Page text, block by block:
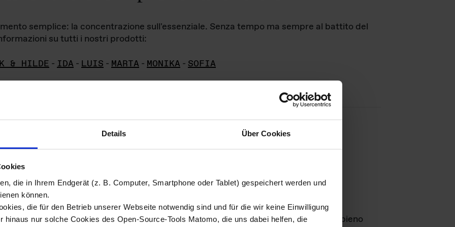
Details Über Cookies
die in Ihrem Endgerät (z. B. Computer, Smartphone oder Tablet) gespeichert werden und
können.
die für den Betrieb unserer Webseite notwendig sind und für die wir keine Einwilligung
hinaus nur solche Cookies des Open-Source-Tools Matomo, die uns dabei helfen, die
semplice: la concentrazione sull'essenziale. Senza tempo ma sempre al battito del
su tutti i nostri prodotti:
& HILDE - IDA - LUIS - MARTA - MONIKA - SOFIA
di immagini
materiale fotografico sono detenuti daDas ganze LebenGmbH e rimangono in pieno